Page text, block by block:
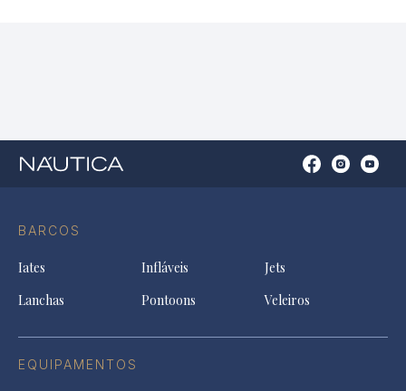
BARCOS
Iates Infláveis
Jets
Lanchas
Pontoons Veleiros
EQUIPAMENTOS
OpenOpenOpen